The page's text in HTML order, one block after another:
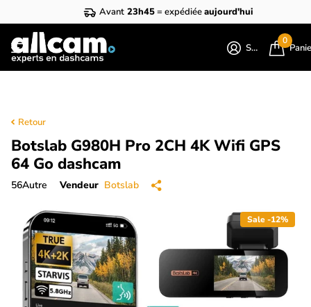
Avant 23h45= expédiéeaujourd'hui
S'identifier
0
Retour
Botslab G980H Pro 2CH 4K Wifi GPS
64 Go dashcam
56Autre Vendeur Botslab
Sale -12%